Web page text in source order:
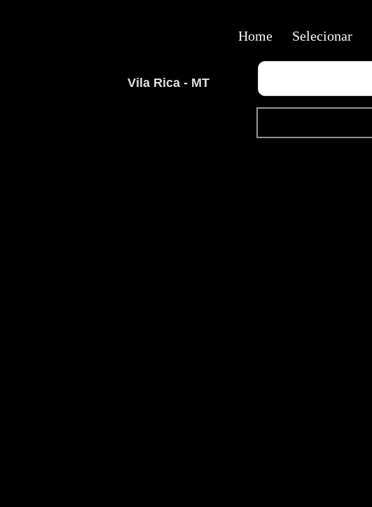
Vila Rica - MT
Home Selecionar